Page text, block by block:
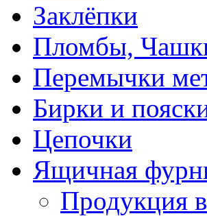
Заклёпки
Пломбы,
Перемычки
Бирки и
Цепочки
Ящичная
Продукция